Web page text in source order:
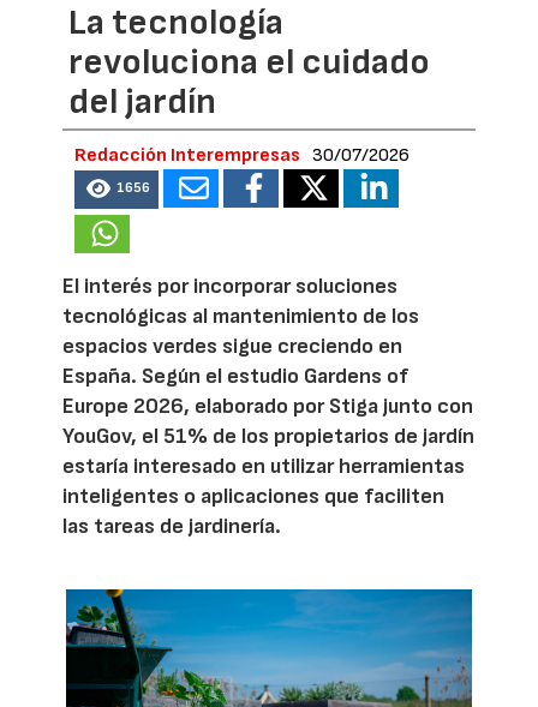
La tecnología
revoluciona el cuidado
del jardín
Redacción Interempresas 30/07/2026
1656
El interés por incorporar soluciones
tecnológicas al mantenimiento de los
espacios verdes sigue creciendo en
España. Según el estudio Gardens of
Europe 2026, elaborado por Stiga junto con
YouGov, el 51% de los propietarios de jardín
estaría interesado en utilizar herramientas
inteligentes o aplicaciones que faciliten
las tareas de jardinería.